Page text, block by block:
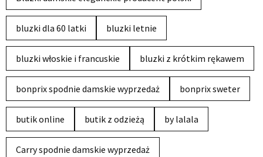
bluzki dla 60 latki bluzki letnie
bluzki włoskie i francuskie bluzki z krótkim rękawem
bonprix spodnie damskie wyprzedaż bonprix sweter
butik online butik z odzieżą by lalala
Carry spodnie damskie wyprzedaż